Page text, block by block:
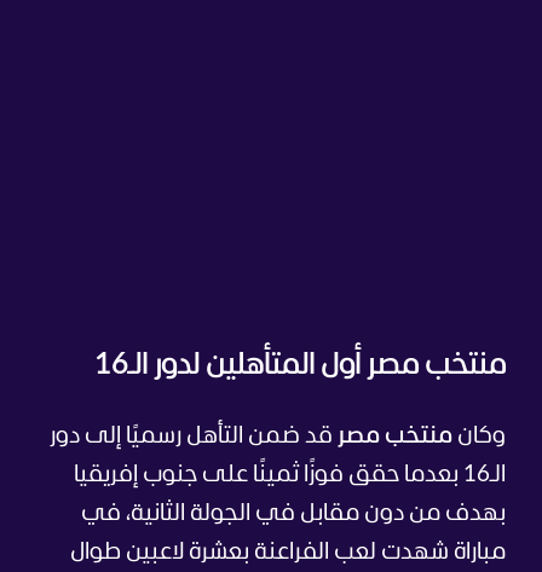
منتخب مصر أول المتأهلين لدور الـ16
وكان منتخب مصر قد ضمن التأهل رسميًا إلى دور
الـ16 بعدما حقق فوزًا ثمينًا على جنوب إفريقيا
بهدف من دون مقابل في الجولة الثانية، في
مباراة شهدت لعب الفراعنة بعشرة لاعبين طوال